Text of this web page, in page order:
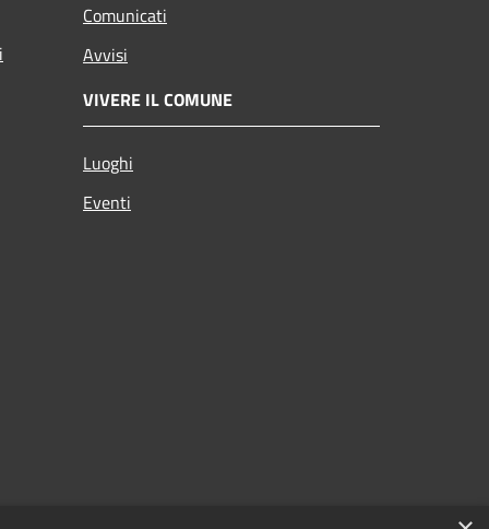
Comunicati
Avvisi
VIVERE IL COMUNE
Luoghi
Eventi